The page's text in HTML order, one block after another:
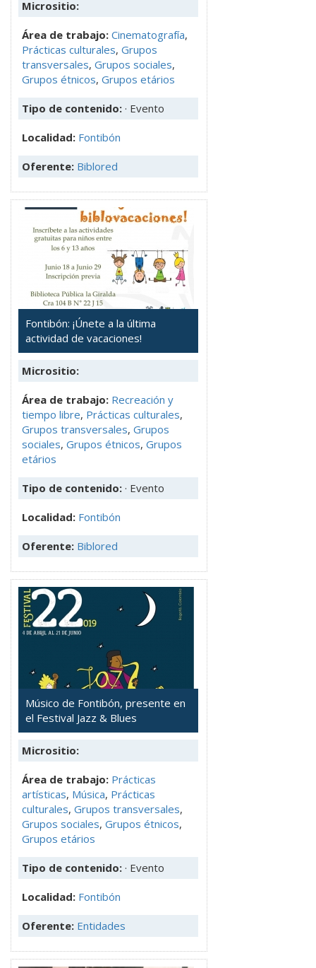
Micrositio:
Área de trabajo: Cinematografía,
Prácticas culturales, Grupos
transversales, Grupos sociales,
Grupos étnicos, Grupos etários
Tipo de contenido: · Evento
Localidad: Fontibón
Oferente: Biblored
Fontibón: ¡Únete a la última
actividad de vacaciones!
Micrositio:
Área de trabajo: Recreación y
tiempo libre, Prácticas culturales,
Grupos transversales, Grupos
sociales, Grupos étnicos, Grupos
etários
Tipo de contenido: · Evento
Localidad: Fontibón
Oferente: Biblored
Músico de Fontibón, presente en
el Festival Jazz & Blues
Micrositio:
Área de trabajo: Prácticas
artísticas, Música, Prácticas
culturales, Grupos transversales,
Grupos sociales, Grupos étnicos,
Grupos etários
Tipo de contenido: · Evento
Localidad: Fontibón
Oferente: Entidades